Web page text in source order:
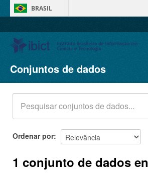
BRASIL
Conjuntos de dados
Organizações
Grupos
Sobre
Conjuntos de dados
Ordenar por
1 conjunto de dados